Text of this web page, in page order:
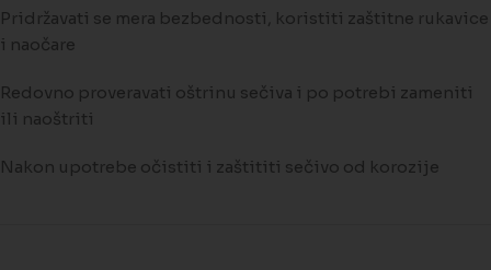
Pridržavati se mera bezbednosti, koristiti zaštitne rukavice
i naočare
Redovno proveravati oštrinu sečiva i po potrebi zameniti
ili naoštriti
Nakon upotrebe očistiti i zaštititi sečivo od korozije